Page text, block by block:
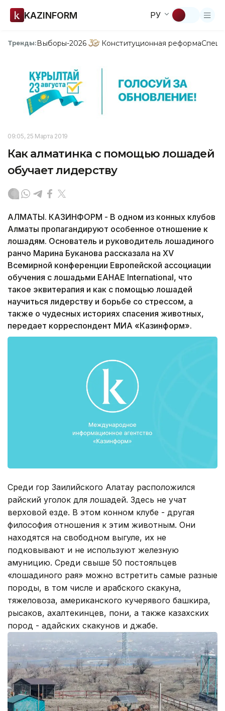
KAZINFORM РУ
Тренды:Выборы-2026 Конституционная реформа
09:05, 25 Марта 2019
Как алматинка с помощью лошадей
обучает лидерству
АЛМАТЫ. КАЗИНФОРМ - В одном из конных клубов
Алматы пропагандируют особенное отношение к
лошадям. Основатель и руководитель лошадиного
ранчо Марина Буканова рассказала на XV
Всемирной конференции Европейской ассоциации
обучения с лошадьми EAHAE International, что
такое эквитерапия и как с помощью лошадей
научиться лидерству и борьбе со стрессом, а
также о чудесных историях спасения животных,
передает корреспондент МИА «Казинформ».
Среди гор Заилийского Алатау расположился
райский уголок для лошадей. Здесь не учат
верховой езде. В этом конном клубе - другая
философия отношения к этим животным. Они
находятся на свободном выгуле, их не
подковывают и не используют железную
амуницию. Среди свыше 50 постояльцев
«лошадиного рая» можно встретить самые разные
породы, в том числе и арабского скакуна,
тяжеловоза, американского кучерявого башкира,
рысаков, ахалтекинцев, пони, а также казахских
пород - адайских скакунов и джабе.